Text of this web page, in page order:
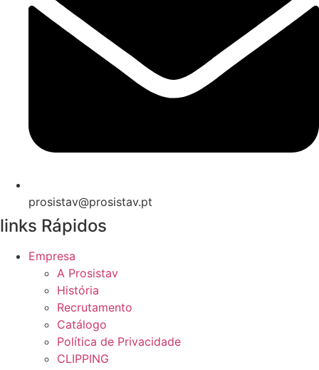
prosistav@prosistav.pt
links Rápidos
Empresa
A Prosistav
História
Recrutamento
Catálogo
Política de Privacidade
CLIPPING